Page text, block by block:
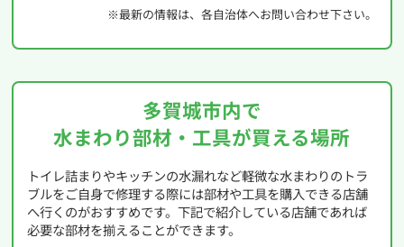
※最新の情報は、各自治体へお問い合わせ下さい。
多賀城市内で
水まわり部材・工具が買える場所
トイレ詰まりやキッチンの水漏れなど軽微な水まわりのトラ
ブルをご自身で修理する際には部材や工具を購入できる店舗
へ行くのがおすすめです。下記で紹介している店舗であれば
必要な部材を揃えることができます。